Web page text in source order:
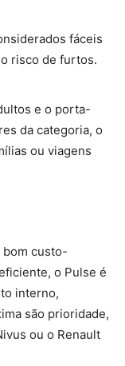
fáceis
risco de furtos.
e o porta-
da categoria, o
ou viagens
bom custo-
o Pulse é
interno,
são prioridade,
ou o Renault